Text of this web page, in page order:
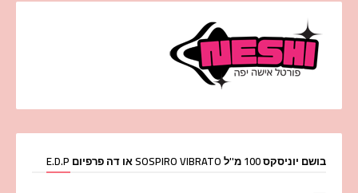
בושם יוניסקס 100 מ''ל SOSPIRO VIBRATO או דה פרפיום E.D.P